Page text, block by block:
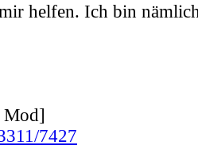
helfen. Ich bin
Mod]
7427